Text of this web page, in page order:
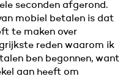
seconden afgerond.
mobiel betalen is dat
te maken over
reden waarom ik
ben begonnen, want
aan heeft om